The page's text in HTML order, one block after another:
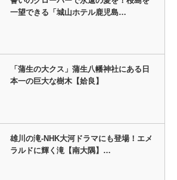
一望できる「城山ホテル鹿児島…
「蒲生の大クス」蒲生八幡神社にある日
本一の巨大な樹木【姶良】
雄川の滝-NHK大河ドラマにも登場！エメ
ラルドに輝く滝【南大隅】…